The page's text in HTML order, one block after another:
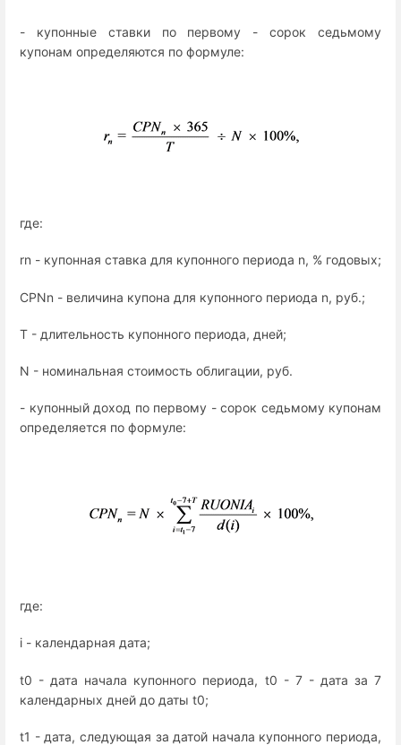
- купонные ставки по первому - сорок седьмому
купонам определяются по формуле:
где:
rn - купонная ставка для купонного периода n, % годовых;
CPNn - величина купона для купонного периода n, руб.;
T - длительность купонного периода, дней;
N - номинальная стоимость облигации, руб.
- купонный доход по первому - сорок седьмому купонам
определяется по формуле:
где:
i - календарная дата;
t0 - дата начала купонного периода, t0 - 7 - дата за 7
календарных дней до даты t0;
t1 - дата, следующая за датой начала купонного периода,